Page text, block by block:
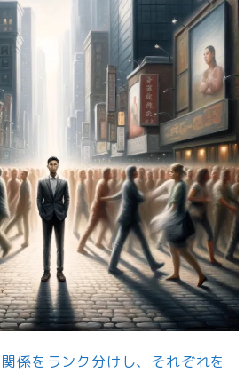
係をランク分けし、それぞれを